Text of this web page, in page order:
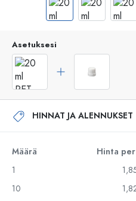
Asetuksesi
HINNAT JA ALENNUKSET
Määrä Hinta
1
10